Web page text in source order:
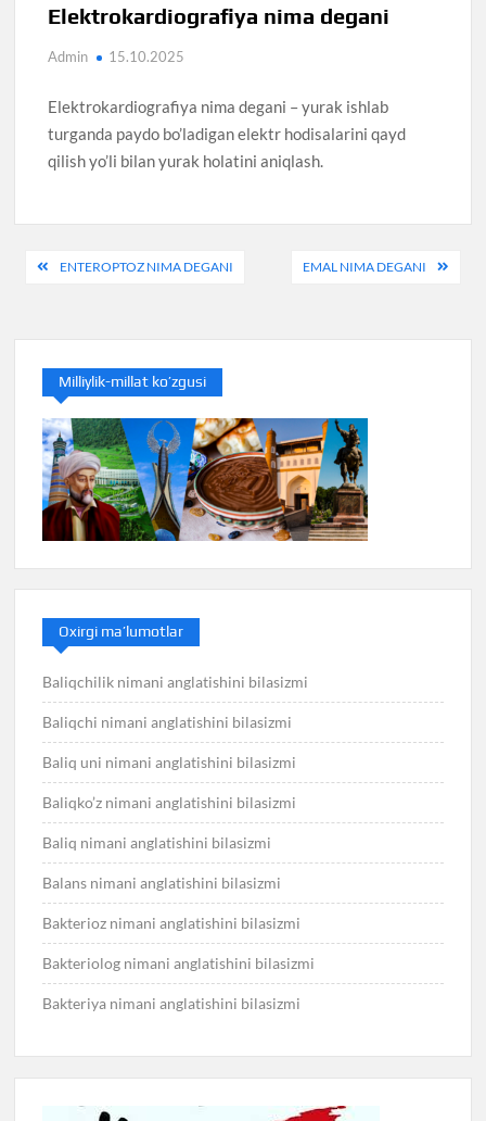
Elektrokardiografiya nima degani
Admin 15.10.2025
Elektrokardiografiya nima degani – yurak ishlab
turganda paydo bo’ladigan elektr hodisalarini qayd
qilish yo’li bilan yurak holatini aniqlash.
PostENTEROPTOZ NIMA DEGANI EMAL NIMA DEGANI
Milliylik-millat ko’zgusi
Oxirgi ma’lumotlar
Baliqchilik nimani anglatishini bilasizmi
Baliqchi nimani anglatishini bilasizmi
Baliq uni nimani anglatishini bilasizmi
Baliqko’z nimani anglatishini bilasizmi
Baliq nimani anglatishini bilasizmi
Balans nimani anglatishini bilasizmi
Bakterioz nimani anglatishini bilasizmi
Bakteriolog nimani anglatishini bilasizmi
Bakteriya nimani anglatishini bilasizmi